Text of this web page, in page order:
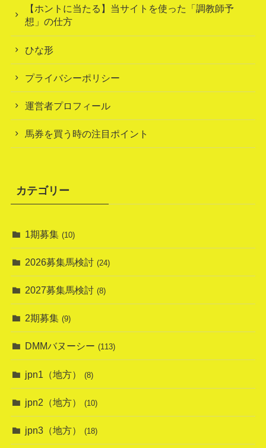
【ホントに当たる】当サイトを使った「調教師予
想」の仕方
ひな形
プライバシーポリシー
運営者プロフィール
馬券を買う時の注目ポイント
カテゴリー
1期募集 (10)
2026募集馬検討 (24)
2027募集馬検討 (8)
2期募集 (9)
DMMバヌーシー (113)
jpn1（地方） (8)
jpn2（地方） (10)
jpn3（地方） (18)